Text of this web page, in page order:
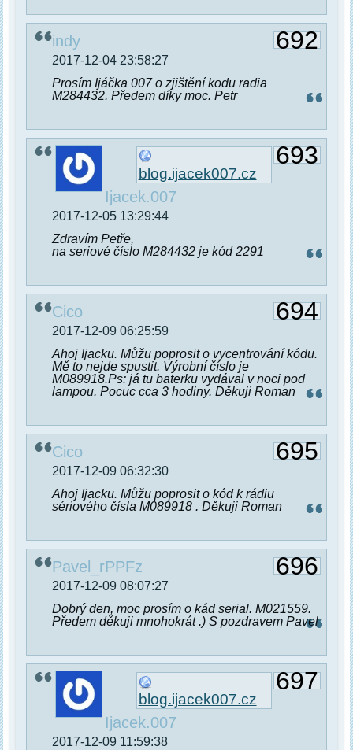
692
indy
2017-12-04 23:58:27
Prosím Ijáčka 007 o zjištění kodu radia
M284432. Předem díky moc. Petr
693
blog.ijacek007.cz
Ijacek.007
2017-12-05 13:29:44
Zdravím Petře,
na seriové číslo M284432 je kód 2291
694
Cico
2017-12-09 06:25:59
Ahoj Ijacku. Můžu poprosit o vycentrování kódu.
Mě to nejde spustit. Výrobní číslo je
M089918.Ps: já tu baterku vydával v noci pod
lampou. Pocuc cca 3 hodiny. Děkuji Roman
695
Cico
2017-12-09 06:32:30
Ahoj Ijacku. Můžu poprosit o kód k rádiu
sériového čísla M089918 . Děkuji Roman
696
Pavel_rPPFz
2017-12-09 08:07:27
Dobrý den, moc prosím o kád serial. M021559.
Předem děkuji mnohokrát .) S pozdravem Pavel
697
blog.ijacek007.cz
Ijacek.007
2017-12-09 11:59:38